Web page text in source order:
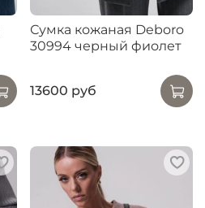
Сумка кожаная Deboro
30994 черный фиолет
13600 руб